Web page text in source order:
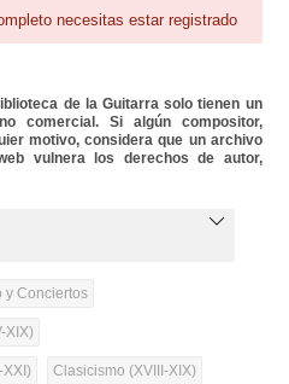
necesitas estar registrado
de la Guitarra solo tienen un
comercial. Si algún compositor,
motivo, considera que un archivo
vulnera los derechos de autor,
y Conciertos
XIX)
Clasicismo (XVIII-XIX)